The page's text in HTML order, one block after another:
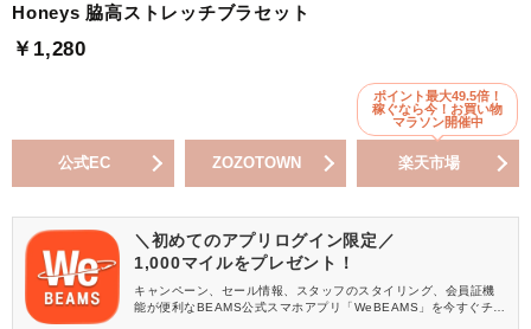
Honeys 脇高ストレッチブラセット
￥1,280
公式EC ZOZOTOWN
ポイント最大49.5倍！
稼ぐなら今！お買い物
マラソン開催中
楽天市場
＼初めてのアプリログイン限定／
1,000マイルをプレゼント！
キャンペーン、セール情報、スタッフのスタイリング、会員証機
能が便利なBEAMS公式スマホアプリ「WeBEAMS」を今すぐチェ